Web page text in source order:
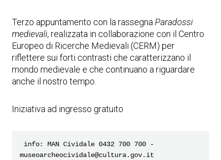
Terzo appuntamento con la rassegna Paradossi
medievali, realizzata in collaborazione con il Centro
Europeo di Ricerche Medievali (CERM) per
riflettere sui forti contrasti che caratterizzano il
mondo medievale e che continuano a riguardare
anche il nostro tempo.
Iniziativa ad ingresso gratuito
museoarcheocividale@cultura.gov.it